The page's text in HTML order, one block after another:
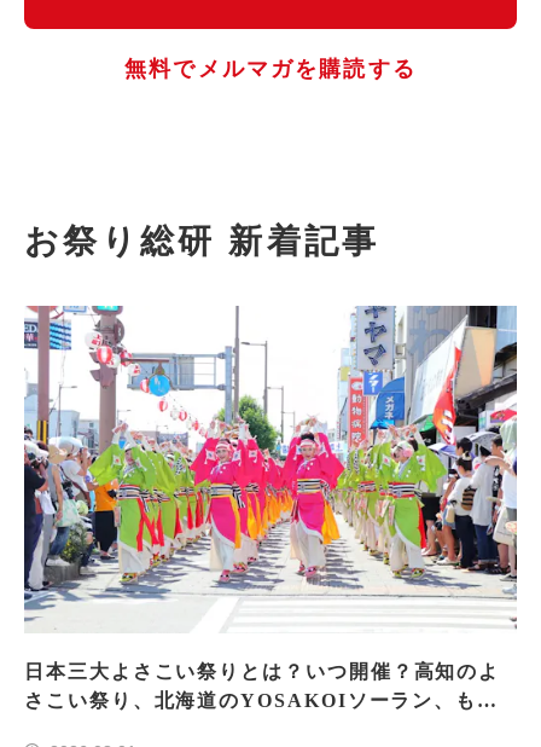
無料でメルマガを購読する
お祭り総研 新着記事
日本三大よさこい祭りとは？いつ開催？高知のよ
さこい祭り、北海道のYOSAKOIソーラン、もう